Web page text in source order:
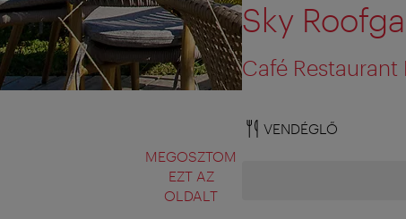
MEGOSZTOM
EZT AZ
OLDALT
Sky
Café Restaurant
VENDÉGLŐ